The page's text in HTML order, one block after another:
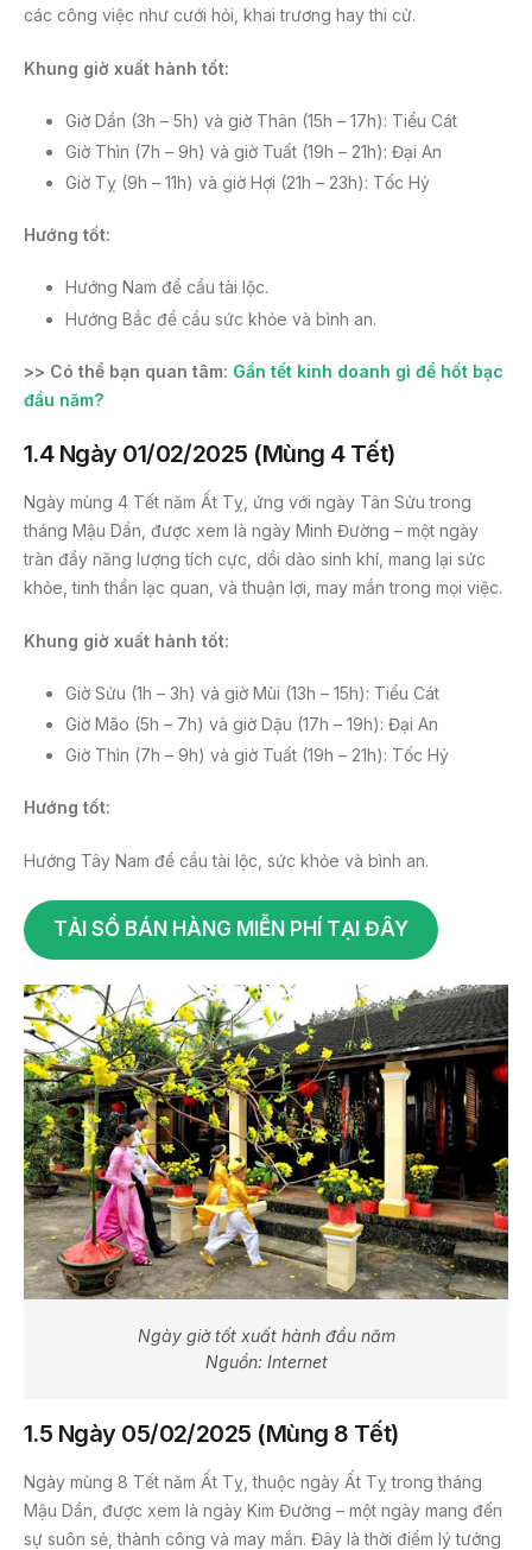
các công việc như cưới hỏi, khai trương hay thi cử.
Khung giờ xuất hành tốt:
Giờ Dần (3h – 5h) và giờ Thân (15h – 17h): Tiểu Cát
Giờ Thìn (7h – 9h) và giờ Tuất (19h – 21h): Đại An
Giờ Tỵ (9h – 11h) và giờ Hợi (21h – 23h): Tốc Hỷ
Hướng tốt:
Hướng Nam để cầu tài lộc.
Hướng Bắc để cầu sức khỏe và bình an.
>> Có thể bạn quan tâm: Gần tết kinh doanh gì để hốt bạc
đầu năm?
1.4 Ngày 01/02/2025 (Mùng 4 Tết)
Ngày mùng 4 Tết năm Ất Tỵ, ứng với ngày Tân Sửu trong
tháng Mậu Dần, được xem là ngày Minh Đường – một ngày
tràn đầy năng lượng tích cực, dồi dào sinh khí, mang lại sức
khỏe, tinh thần lạc quan, và thuận lợi, may mắn trong mọi việc.
Khung giờ xuất hành tốt:
Giờ Sửu (1h – 3h) và giờ Mùi (13h – 15h): Tiểu Cát
Giờ Mão (5h – 7h) và giờ Dậu (17h – 19h): Đại An
Giờ Thìn (7h – 9h) và giờ Tuất (19h – 21h): Tốc Hỷ
Hướng tốt:
Hướng Tây Nam để cầu tài lộc, sức khỏe và bình an.
TẢI SỔ BÁN HÀNG MIỄN PHÍ TẠI ĐÂY
Ngày giờ tốt xuất hành đầu năm
Nguồn: Internet
1.5 Ngày 05/02/2025 (Mùng 8 Tết)
Ngày mùng 8 Tết năm Ất Tỵ, thuộc ngày Ất Tỵ trong tháng
Mậu Dần, được xem là ngày Kim Đường – một ngày mang đến
sự suôn sẻ, thành công và may mắn. Đây là thời điểm lý tưởng